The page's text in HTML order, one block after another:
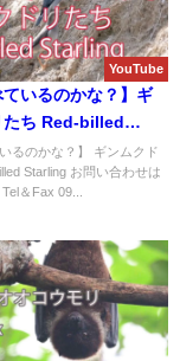
YouTube
ているのかな？】ギ
たち Red-billed
るのかな？】 ギンムクド
Starling お問い合わせは
＆Fax 09...